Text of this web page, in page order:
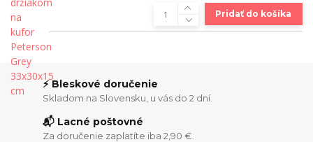
Pridať do košíka
⚡ Bleskové doručenie
Skladom na Slovensku, u vás do 2 dní.
📬 Lacné poštovné
Za doručenie zaplatíte iba 2,90 €.